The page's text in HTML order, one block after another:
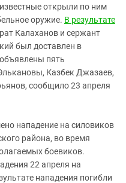
открыли по ним
оружие. В результате
Калаханов и сержант
был доставлен в
пять
Казбек Джазаев,
сообщило 23 апреля
нападение на силовиков
района, во время
боевиков.
22 апреля на
нападения погибли